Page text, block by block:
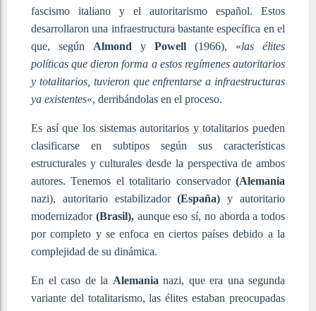
fascismo italiano y el autoritarismo español. Estos
desarrollaron una infraestructura bastante específica en el
que, según Almond y Powell (1966), «las élites
políticas que dieron forma a estos regímenes autoritarios
y totalitarios, tuvieron que enfrentarse a infraestructuras
ya existentes«, derribándolas en el proceso.
Es así que los sistemas autoritarios y totalitarios pueden
clasificarse en subtipos según sus características
estructurales y culturales desde la perspectiva de ambos
autores. Tenemos el totalitario conservador (Alemania
nazi), autoritario estabilizador(España) y autoritario
modernizador (Brasil),aunque eso sí, no aborda a todos
por completo y se enfoca en ciertos países debido a la
complejidad de su dinámica.
En el caso de la Alemania nazi, que era una segunda
variante del totalitarismo, las élites estaban preocupadas